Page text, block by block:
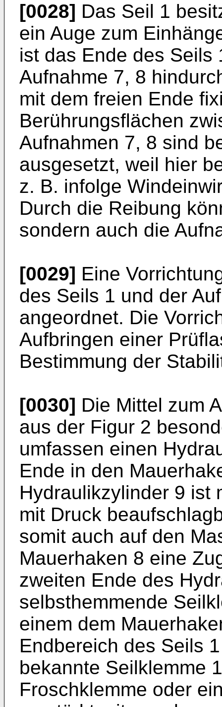
[0028] Das Seil 1
ein Auge zum
ist das Ende des Seils
Aufnahme 7, 8
mit dem freien Ende
Berührungsflächen
Aufnahmen 7, 8 sind
ausgesetzt, weil hier
z. B. infolge
Durch die Reibung
sondern auch die
[0029] Eine
des Seils 1 und der
angeordnet. Die
Aufbringen einer
Bestimmung der
[0030] Die Mittel zum
aus der Figur 2
umfassen einen
Ende in den
Hydraulikzylinder 9 ist
mit Druck
somit auch auf den
Mauerhaken 8 eine
zweiten Ende des
selbsthemmende
einem dem
Endbereich des Seils
bekannte Seilklemme
Froschklemme oder